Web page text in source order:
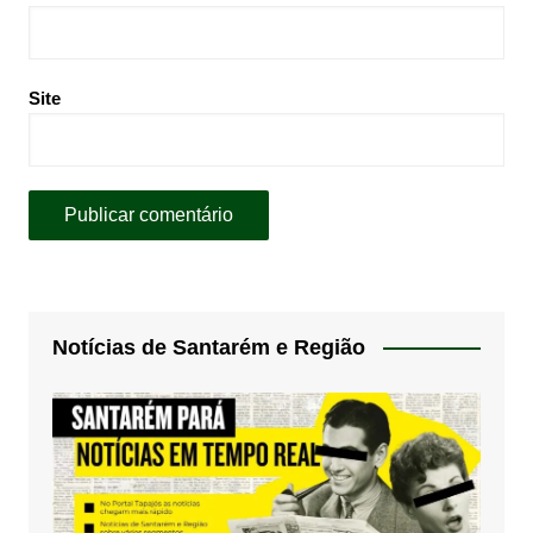
Site
Notícias de Santarém e Região